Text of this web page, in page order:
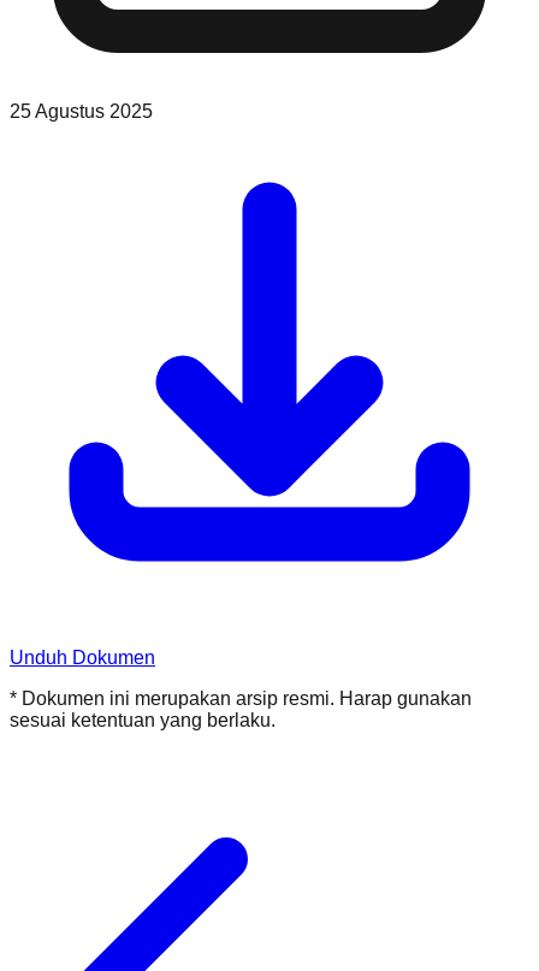
25 Agustus 2025
Unduh Dokumen
* Dokumen ini merupakan arsip resmi. Harap gunakan
sesuai ketentuan yang berlaku.